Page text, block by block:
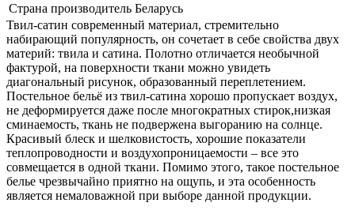
Страна производитель Беларусь
Твил-сатин современный материал, стремительно
набирающий популярность, он сочетает в себе свойства двух
материй: твила и сатина. Полотно отличается необычной
фактурой, на поверхности ткани можно увидеть
диагональный рисунок, образованный переплетением.
Постельное бельё из твил-сатина хорошо пропускает воздух,
не деформируется даже после многократных стирок,низкая
сминаемость, ткань не подвержена выгоранию на солнце.
Красивый блеск и шелковистость, хорошие показатели
теплопроводности и воздухопроницаемости – все это
совмещается в одной ткани. Помимо этого, такое постельное
белье чрезвычайно приятно на ощупь, и эта особенность
является немаловажной при выборе данной продукции.